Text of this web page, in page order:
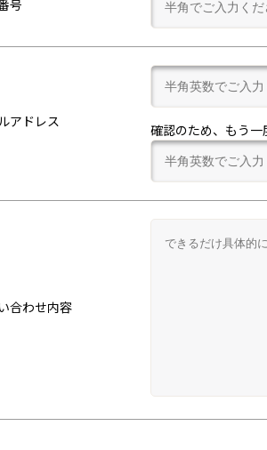
号
アドレス 確認のため、もう一
合わせ内容